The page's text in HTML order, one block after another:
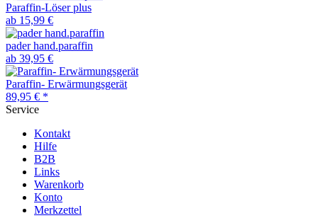
Paraffin-Löser plus
ab 15,99 €
pader hand.paraffin
ab 39,95 €
Paraffin- Erwärmungsgerät
89,95 € *
Service
Kontakt
Hilfe
B2B
Links
Warenkorb
Konto
Merkzettel